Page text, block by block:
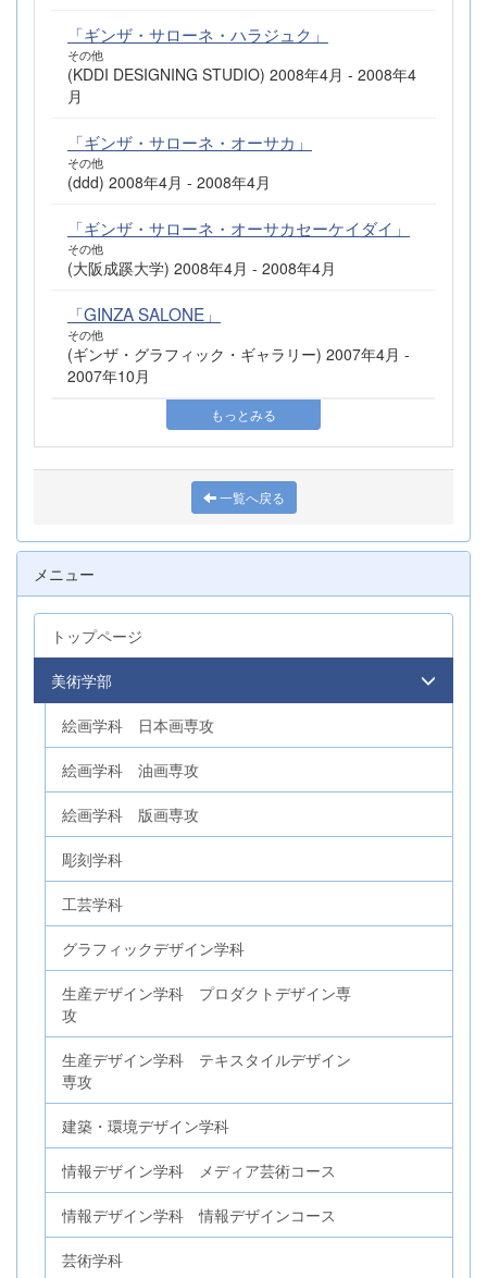
「ギンザ・サローネ・ハラジュク」
その他
(KDDI DESIGNING STUDIO) 2008年4月 - 2008年4
月
「ギンザ・サローネ・オーサカ」
その他
(ddd) 2008年4月 - 2008年4月
「ギンザ・サローネ・オーサカセーケイダイ」
その他
(大阪成蹊大学) 2008年4月 - 2008年4月
「GINZA SALONE」
その他
(ギンザ・グラフィック・ギャラリー) 2007年4月 -
2007年10月
もっとみる
一覧へ戻る
メニュー
トップページ
美術学部
絵画学科 日本画専攻
絵画学科 油画専攻
絵画学科 版画専攻
彫刻学科
工芸学科
グラフィックデザイン学科
生産デザイン学科 プロダクトデザイン専
攻
生産デザイン学科 テキスタイルデザイン
専攻
建築・環境デザイン学科
情報デザイン学科 メディア芸術コース
情報デザイン学科 情報デザインコース
芸術学科